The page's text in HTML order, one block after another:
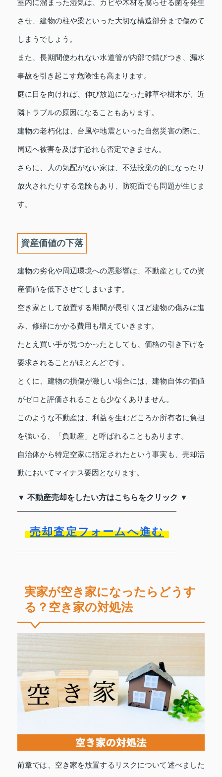
室内に溜まった湿気は、カビや木材を腐らせる菌を発生
させ、建物の柱や梁といった大切な構造部分まで傷めて
しまうでしょう。
また、長期間使われない水道管が内部で錆びつき、漏水
事故を引き起こす危険性も高まります。
庭に目を向ければ、伸び放題になった雑草や樹木が、近
隣トラブルの原因になることもあります。
建物の老朽化は、台風や地震といった自然災害の際に、
周辺へ被害を及ぼす恐れも否定できません。
さらに、人の気配がない家は、不法投棄の的になったり
放火されたりする危険もあり、防犯面でも問題が生じま
す。
資産価値の下落
建物の劣化や周辺環境への悪影響は、不動産としての資
産価値を低下させてしまいます。
空き家として放置する期間が長引くほど建物の傷みは進
み、修繕にかかる費用も増えていきます。
たとえ買い手が見つかったとしても、価格の引き下げを
要求されることがほとんどです。
とくに、建物の損傷が激しい場合には、建物自体の価値
がゼロと評価されることも少なくありません。
このような不動産は、利益を生むどころか所有者に負担
を強いる、「負動産」と呼ばれることもあります。
自治体から特定空家に指定されたという事実も、売却活
動においてマイナス要因となります。
▼ 不動産売却をしたい方はこちらをクリック ▼
売却査定フォームへ進む
実家が空き家になったらどうす
る？空き家の対処法
前章では、空き家を放置するリスクについて述べました